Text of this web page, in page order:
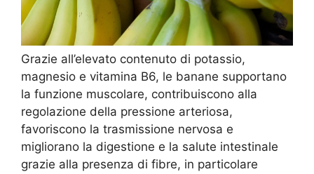
Grazie all’elevato contenuto di potassio,
magnesio e vitamina B6, le banane supportano
la funzione muscolare, contribuiscono alla
regolazione della pressione arteriosa,
favoriscono la trasmissione nervosa e
migliorano la digestione e la salute intestinale
grazie alla presenza di fibre, in particolare